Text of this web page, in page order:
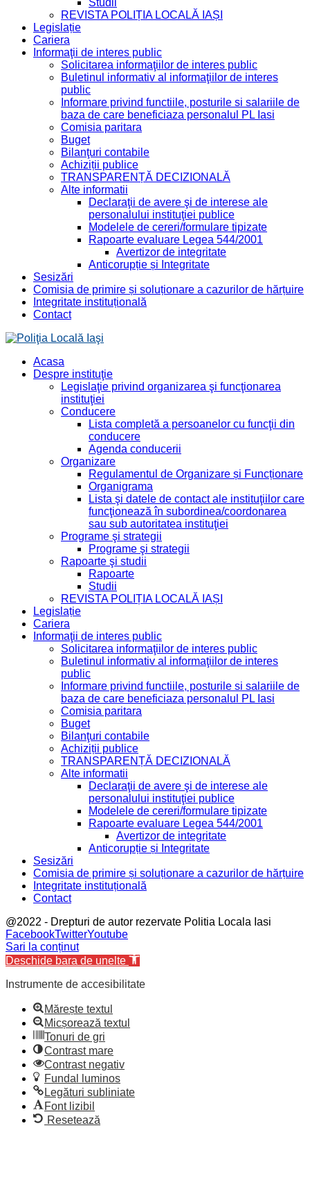
REVISTA POLIȚIA LOCALĂ IAȘI
Legislație
Cariera
Informaţii de interes public
Solicitarea informaţiilor de interes public
Buletinul informativ al informaţiilor de interes
public
Informare privind functiile, posturile si salariile de
baza de care beneficiaza personalul PL Iasi
Comisia paritara
Buget
Bilanţuri contabile
Achiziții publice
TRANSPARENȚĂ DECIZIONALĂ
Alte informatii
Declaraţii de avere şi de interese ale
personalului instituţiei publice
Modelele de cereri/formulare tipizate
Rapoarte evaluare Legea 544/2001
Avertizor de integritate
Anticorupție și Integritate
Sesizări
Comisia de primire și soluționare a cazurilor de hărțuire
Integritate instituțională
Contact
Acasa
Despre instituţie
Legislaţie privind organizarea şi funcţionarea
instituţiei
Conducere
Lista completă a persoanelor cu funcţii din
conducere
Agenda conducerii
Organizare
Regulamentul de Organizare și Funcționare
Organigrama
Lista şi datele de contact ale instituţiilor care
funcţionează în subordinea/coordonarea
sau sub autoritatea instituţiei
Programe şi strategii
Programe şi strategii
Rapoarte şi studii
Rapoarte
Studii
REVISTA POLIȚIA LOCALĂ IAȘI
Legislație
Cariera
Informaţii de interes public
Solicitarea informaţiilor de interes public
Buletinul informativ al informaţiilor de interes
public
Informare privind functiile, posturile si salariile de
baza de care beneficiaza personalul PL Iasi
Comisia paritara
Buget
Bilanţuri contabile
Achiziții publice
TRANSPARENȚĂ DECIZIONALĂ
Alte informatii
Declaraţii de avere şi de interese ale
personalului instituţiei publice
Modelele de cereri/formulare tipizate
Rapoarte evaluare Legea 544/2001
Avertizor de integritate
Anticorupție și Integritate
Sesizări
Comisia de primire și soluționare a cazurilor de hărțuire
Integritate instituțională
Contact
@2022 - Drepturi de autor rezervate Politia Locala Iasi
FacebookTwitterYoutube
Sari la conținut
Deschide bara de unelte
Instrumente de accesibilitate
Mărește textul
Micșorează textul
Tonuri de gri
Contrast mare
Contrast negativ
Fundal luminos
Legături subliniate
Font lizibil
Resetează